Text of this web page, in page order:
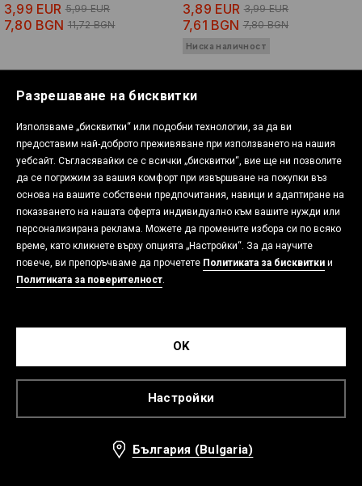
Разрешаване на бисквитки
Използваме „бисквитки“ или подобни технологии, за да ви
предоставим най-доброто преживяване при използването на нашия
уебсайт. Съгласявайки се с всички „бисквитки“, вие ще ни позволите
да се погрижим за вашия комфорт при извършване на покупки въз
основа на вашите собствени предпочитания, навици и адаптиране на
показването на нашата оферта индивидуално към вашите нужди или
персонализирана реклама. Можете да промените избора си по всяко
време, като кликнете върху опцията „Настройки“. За да научите
повече, ви препоръчваме да прочетете Политиката за бисквитки и
Политиката за поверителност.
Настройки
OK
България (Bulgaria)
3,99 EUR 5,99 EUR
7,80 BGN 11,72 BGN
3,89 EUR 3,99 EUR
7,61 BGN 7,80 BGN
Ниска наличност
Чанта тип шопър Колан-Верига
4,49 EUR